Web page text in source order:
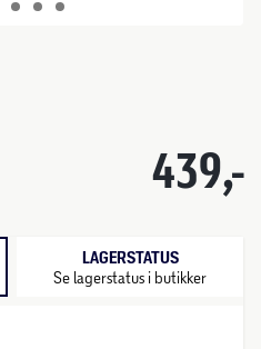
439,-
LAGERSTATUS
Se lagerstatus i butikker